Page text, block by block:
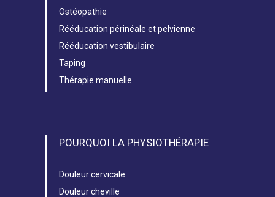
Ostéopathie
Rééducation périnéale et pelvienne
Rééducation vestibulaire
Taping
Thérapie manuelle
POURQUOI LA PHYSIOTHÉRAPIE
Douleur cervicale
Douleur cheville